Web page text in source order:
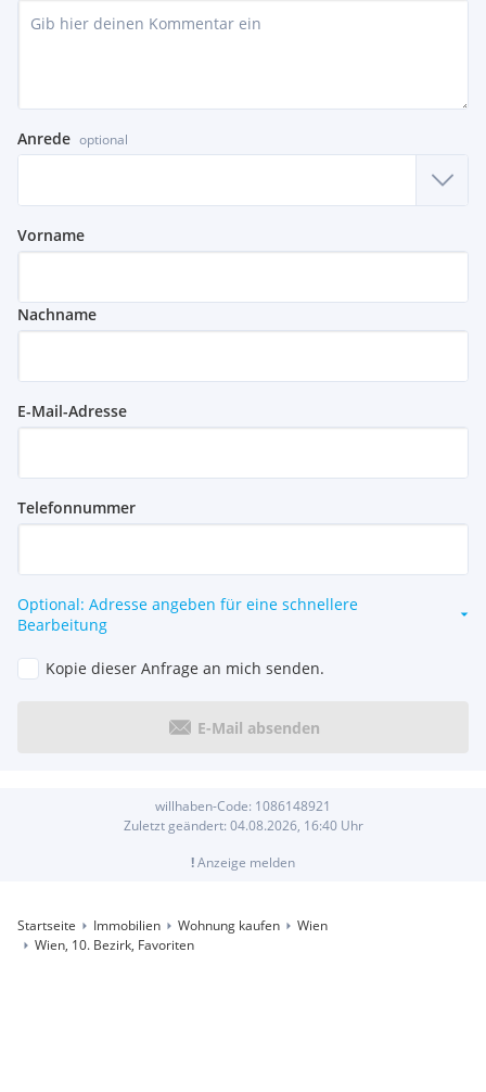
Anrede optional
Vorname
Nachname
E-Mail-Adresse
Telefonnummer
Optional: Adresse angeben für eine schnellere
Bearbeitung
Kopie dieser Anfrage an mich senden.
E-Mail absenden
willhaben-Code: 1086148921
Zuletzt geändert: 04.08.2026, 16:40Uhr
!Anzeige melden
Startseite Immobilien Wohnung kaufen
Wien
Wien, 10. Bezirk, Favoriten